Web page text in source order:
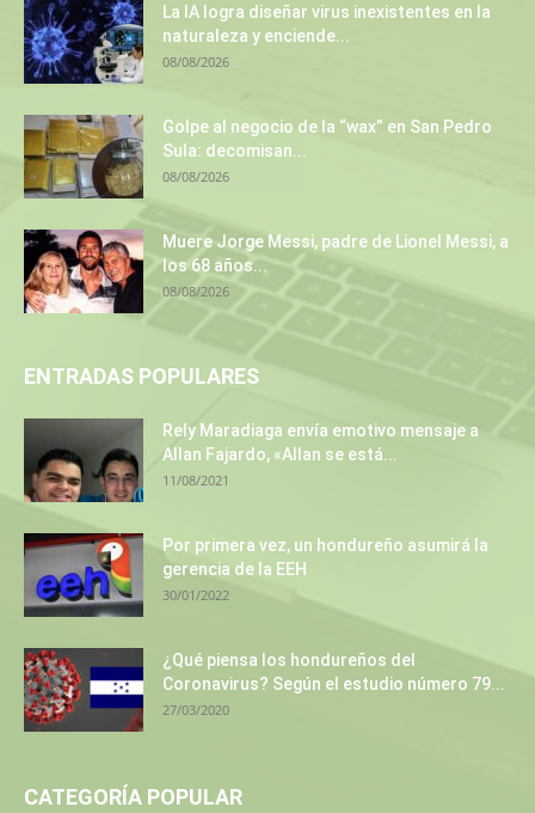
La IA logra diseñar virus inexistentes en la
naturaleza y enciende...
08/08/2026
Golpe al negocio de la “wax” en San Pedro
Sula: decomisan...
08/08/2026
Muere Jorge Messi, padre de Lionel Messi, a
los 68 años...
08/08/2026
ENTRADAS POPULARES
Rely Maradiaga envía emotivo mensaje a
Allan Fajardo, «Allan se está...
11/08/2021
Por primera vez, un hondureño asumirá la
gerencia de la EEH
30/01/2022
¿Qué piensa los hondureños del
Coronavirus? Según el estudio número 79...
27/03/2020
CATEGORÍA POPULAR